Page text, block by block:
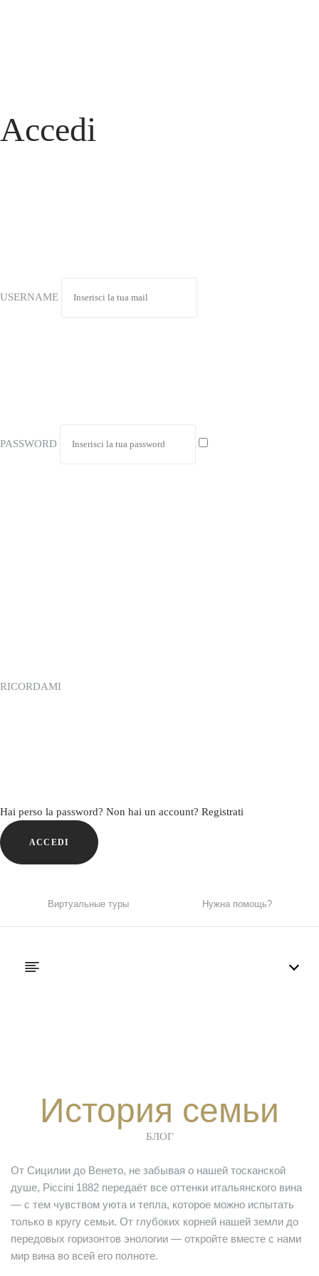
Accedi
USERNAME
PASSWORD
RICORDAMI
Hai perso la password? Non hai un account? Registrati
ACCEDI
Виртуальные туры Нужна помощь?
История семьи
БЛОГ
От Сицилии до Венето, не забывая о нашей тосканской
душе, Piccini 1882 передаёт все оттенки итальянского вина
— с тем чувством уюта и тепла, которое можно испытать
только в кругу семьи. От глубоких корней нашей земли до
передовых горизонтов энологии — откройте вместе с нами
мир вина во всей его полноте.